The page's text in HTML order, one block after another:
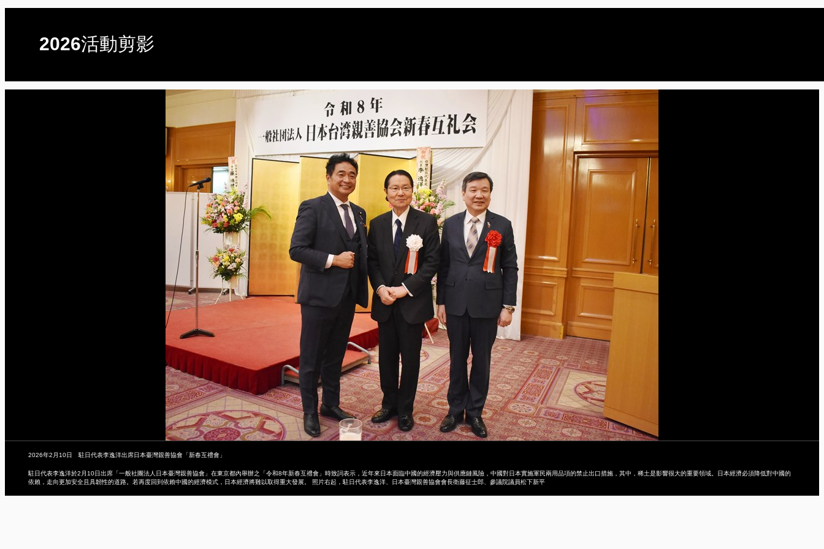
2026活動剪影
2026年2月10日 駐日代表李逸洋出席日本臺灣親善協會「新春互禮會」
駐日代表李逸洋於2月10日出席「一般社團法人日本臺灣親善協會」在東京都內舉辦之「令和8年新春互禮會」時致詞表示，近年來日本面臨中國的經濟壓力與供應鏈風險，中國對日本實施軍民兩用品項的禁止出口措施，其中，稀土是影響很大的重要領域。日本經濟必須降低對中國的
依賴，走向更加安全且具韌性的道路。若再度回到依賴中國的經濟模式，日本經濟將難以取得重大發展。 照片右起，駐日代表李逸洋、日本臺灣親善協會會長衛藤征士郎、參議院議員松下新平